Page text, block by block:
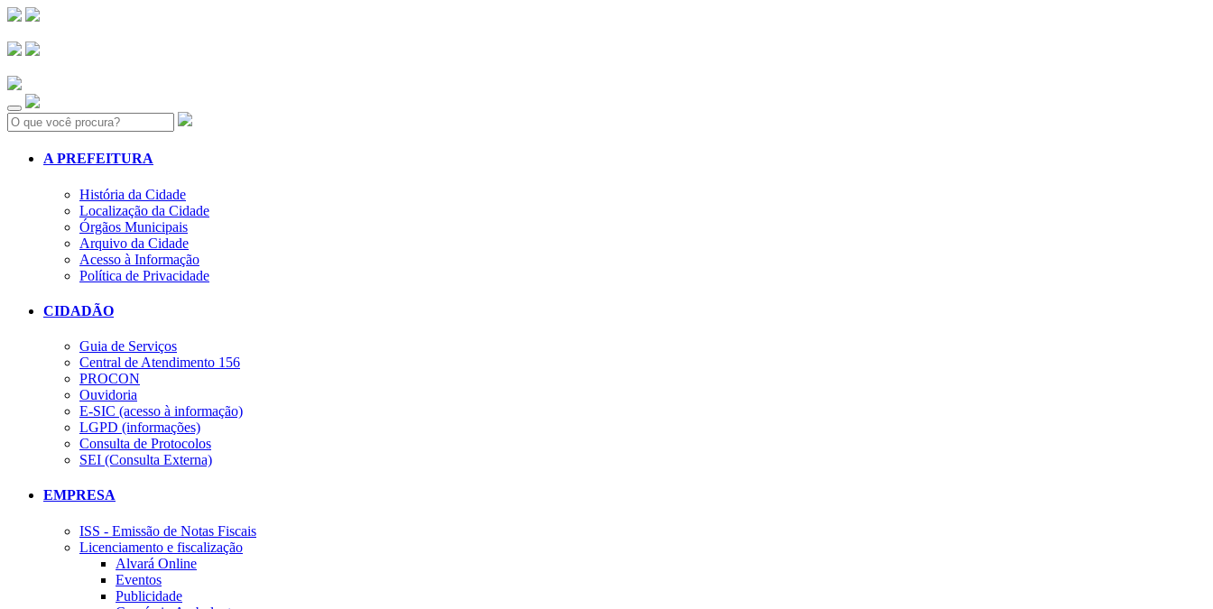
Search:
A PREFEITURA
História da Cidade
Localização da Cidade
Órgãos Municipais
Arquivo da Cidade
Acesso à Informação
Política de Privacidade
CIDADÃO
Guia de Serviços
Central de Atendimento 156
PROCON
Ouvidoria
E-SIC (acesso à informação)
LGPD (informações)
Consulta de Protocolos
SEI (Consulta Externa)
EMPRESA
ISS - Emissão de Notas Fiscais
Licenciamento e fiscalização
Alvará Online
Eventos
Publicidade